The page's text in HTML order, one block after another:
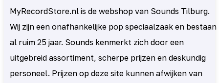
MyRecordStore.nl is de webshop van Sounds Tilburg.
Wij zijn een onafhankelijke pop speciaalzaak en bestaan
al ruim 25 jaar. Sounds kenmerkt zich door een
uitgebreid assortiment, scherpe prijzen en deskundig
personeel. Prijzen op deze site kunnen afwijken van